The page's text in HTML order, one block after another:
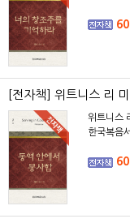
[전자책] 위트니스 리
위트니스
한국복음